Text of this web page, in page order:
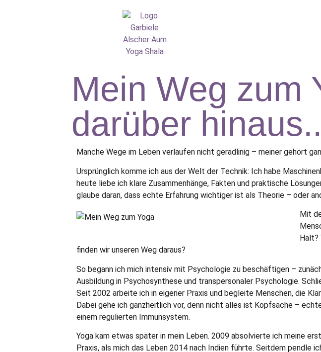
Mein Weg zum
darüber
Manche Wege im Leben verlaufen nicht geradlinig – meiner gehört
Ursprünglich komme ich aus der Welt der Technik: Ich habe
heute liebe ich klare Zusammenhänge, Fakten und praktische
glaube daran, dass echte Erfahrung wichtiger ist als Theorie – oder
Mit
Halt?
finden wir unseren Weg daraus?
So begann ich mich intensiv mit Psychologie zu beschäftigen –
Ausbildung in Psychosynthese und transpersonaler Psychologie.
Seit 2002 arbeite ich in eigener Praxis und begleite Menschen, die
Dabei gehe ich ganzheitlich vor, denn nicht alles ist Kopfsache –
einem regulierten Immunsystem.
Yoga kam etwas später in mein Leben. 2009 absolvierte ich meine
Praxis, als mich das Leben 2014 nach Indien führte. Seitdem pendle